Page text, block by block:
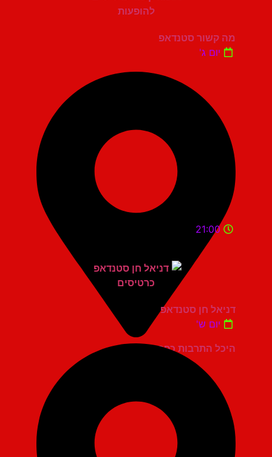
מה קשור סטנדאפ
יום ג'
היכל התרבות כפר סבא
21:00
דניאל חן סטנדאפ
יום ש'